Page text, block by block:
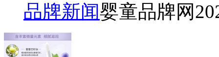
品牌新闻婴童品牌网